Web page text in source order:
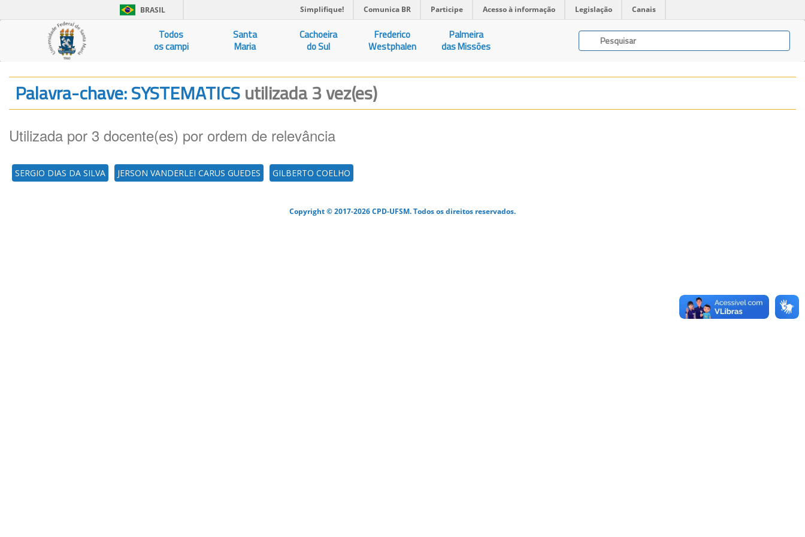
BRASIL Simplifique! Comunica BR Participe Acesso à informação Legislação Canais
Todos
os campi
Santa
Maria
Cachoeira
do Sul
Frederico
Westphalen
Palmeira
das Missões
Palavra-chave: SYSTEMATICSutilizada 3 vez(es)
Utilizada por 3 docente(es) por ordem de relevância
SERGIO DIAS DA SILVA JERSON VANDERLEI CARUS GUEDES GILBERTO COELHO
Copyright © 2017-2026 CPD-UFSM. Todos os direitos reservados.